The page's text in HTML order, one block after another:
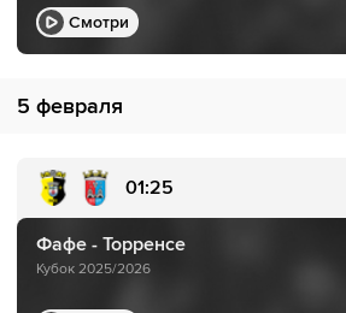
Смотри
5 февраля
01:25
Фафе - Торренсе
Кубок 2025/2026